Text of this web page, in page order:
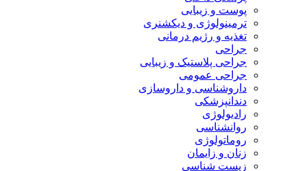
پوست و زیبایی
ترمینولوژی و دیکشنری
تغذیه و رژیم درمانی
جراحی
جراحی پلاستیک و زیبایی
جراحی عمومی
داروشناسی و داروسازی
دندانپزشکی
رادیولوژی
روانشناسی
روماتولوژی
زنان و زایمان
زیست شناسی